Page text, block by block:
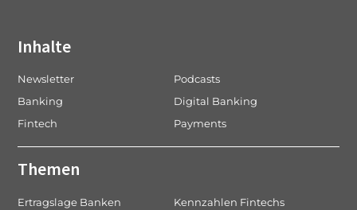
Inhalte
Newsletter
Podcasts
Banking
Digital Banking
Fintech
Payments
Themen
Ertragslage Banken
Kennzahlen Fintechs